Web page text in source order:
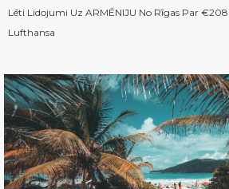
Lēti Lidojumi Uz ARMĒNIJU No Rīgas Par
Lufthansa